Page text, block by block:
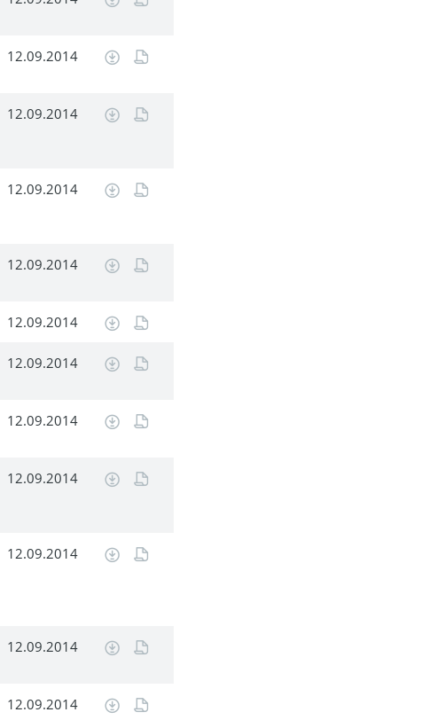
12.09.2014
12.09.2014
12.09.2014
12.09.2014
12.09.2014
12.09.2014
12.09.2014
12.09.2014
12.09.2014
12.09.2014
12.09.2014